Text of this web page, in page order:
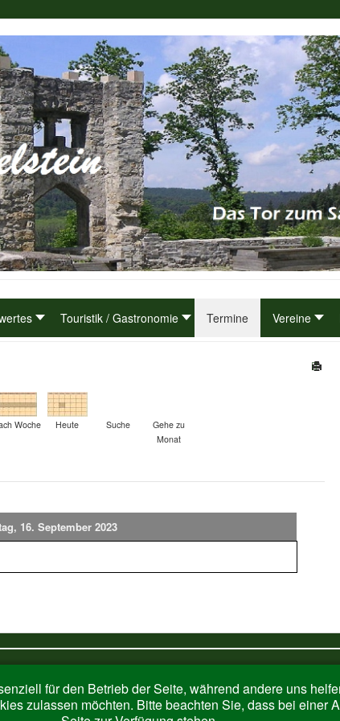
Touristik / Gastronomie Termine Vereine
Woche Heute Suche
Gehe zu
Monat
16. September 2023
für den Betrieb der Seite, während andere uns
zulassen möchten. Bitte beachten Sie, dass bei einer